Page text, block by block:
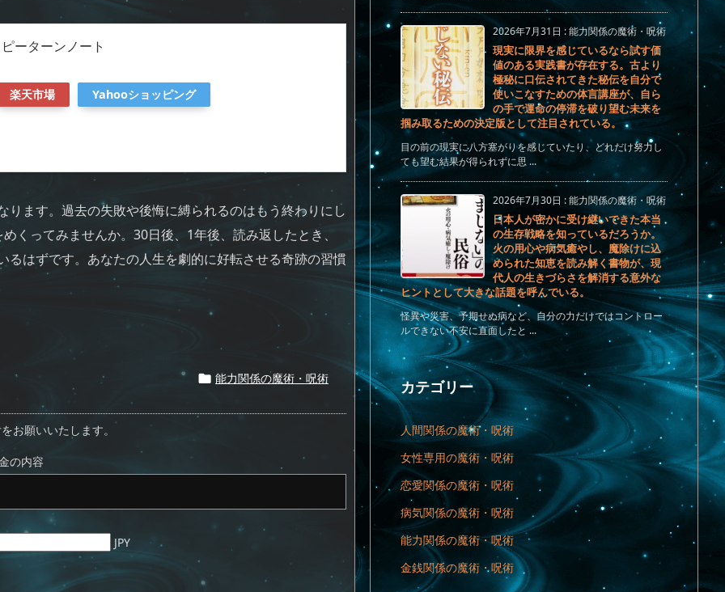
ーターンノート
楽天市場 Yahooショッピング
ます。過去の失敗や後悔に縛られるのはもう終わりにし
くってみませんか。30日後、1年後、読み返したとき、
はずです。あなたの人生を劇的に好転させる奇跡の習慣
 能力関係の魔術・呪術
お願いいたします。
の内容
JPY
2026年7月31日 :能力関係の魔術・呪術
現実に限界を感じているなら試す価
値のある実践書が存在する。古より
極秘に口伝されてきた秘伝を自分で
使いこなすための体言講座が、自ら
の手で運命の停滞を破り望む未来を
掴み取るための決定版として注目されている。
目の前の現実に八方塞がりを感じていたり、どれだけ努力し
ても望む結果が得られずに思 ...
2026年7月30日 :能力関係の魔術・呪術
日本人が密かに受け継いできた本当
の生存戦略を知っているだろうか。
火の用心や病気癒やし、魔除けに込
められた知恵を読み解く書物が、現
代人の生きづらさを解消する意外な
ヒントとして大きな話題を呼んでいる。
怪異や災害、予期せぬ病など、自分の力だけではコントロー
ルできない不安に直面したと ...
カテゴリー
人間関係の魔術・呪術
女性専用の魔術・呪術
恋愛関係の魔術・呪術
病気関係の魔術・呪術
能力関係の魔術・呪術
金銭関係の魔術・呪術